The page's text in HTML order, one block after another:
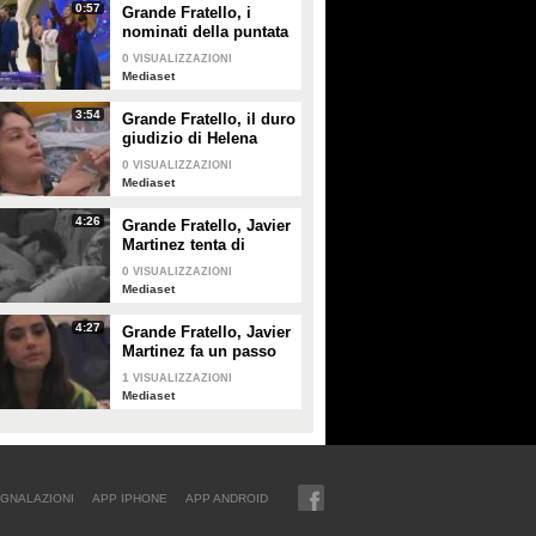
0:57
Grande Fratello, i
nominati della puntata
di giovedì 30 gennaio
0 VISUALIZZAZIONI
Mediaset
3:54
Grande Fratello, il duro
giudizio di Helena
Prestes su Zeudi Di
Palma e Javier
0 VISUALIZZAZIONI
Mediaset
4:26
Grande Fratello, Javier
Martinez tenta di
confortare Zeudi Di
Palma
0 VISUALIZZAZIONI
Mediaset
4:27
Grande Fratello, Javier
Martinez fa un passo
indietro con Zeudi Di
Palma
1 VISUALIZZAZIONI
Mediaset
APP IPHONE APP ANDROID